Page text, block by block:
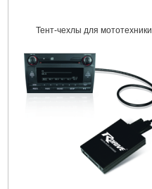
Тент-чехлы для мототехники